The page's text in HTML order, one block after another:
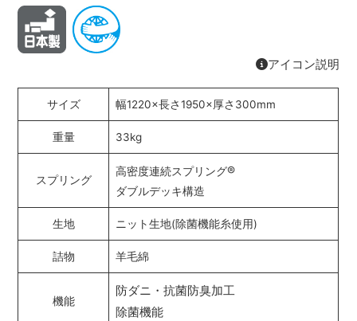
アイコン説明
サイズ 幅1220×長さ1950×厚さ300mm
重量 33kg
スプリング
高密度連続スプリング®
ダブルデッキ構造
生地 ニット生地(除菌機能糸使用)
詰物 羊毛綿
機能
防ダニ・抗菌防臭加工
除菌機能